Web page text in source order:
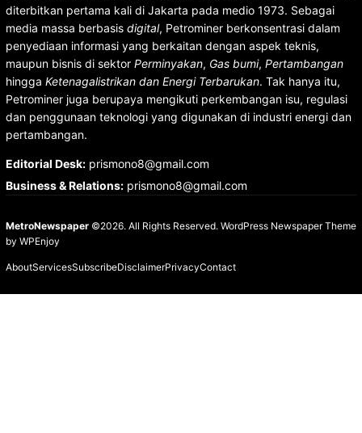
diterbitkan pertama kali di Jakarta pada medio 1973. Sebagai
media massa berbasis digital, Petrominer berkonsentrasi dalam
penyediaan informasi yang berkaitan dengan aspek teknis,
maupun bisnis di sektor Perminyakan, Gas bumi, Pertambangan
hingga Ketenagalistrikan dan Energi Terbarukan. Tak hanya itu,
Petrominer juga berupaya mengikuti perkembangan isu, regulasi
dan penggunaan teknologi yang digunakan di industri energi dan
pertambangan.
Editorial Desk:prismono8@gmail.com
Business & Relations:prismono8@gmail.com
MetroNewspaper©2026. All Rights Reserved. WordPress Newspaper Theme
by WPEnjoy
AboutServicesSubscribeDisclaimerPrivacyContact